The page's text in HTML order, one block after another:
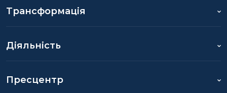
Трансформація
Діяльність
Пресцентр